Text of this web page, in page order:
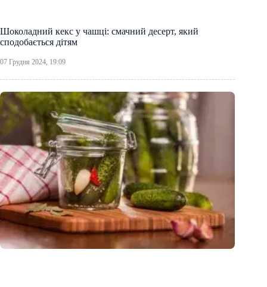
Шоколадний кекс у чашці: смачний десерт, який
сподобається дітям
07 Грудня 2024, 19:09